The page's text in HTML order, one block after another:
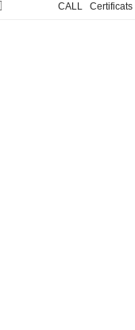
CALL Certificats